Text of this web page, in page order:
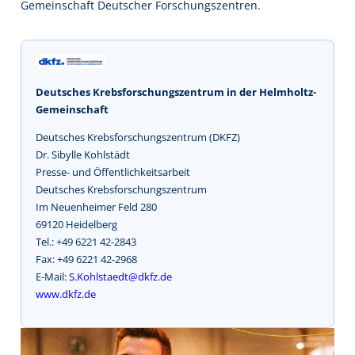
Gemeinschaft Deutscher Forschungszentren.
Deutsches Krebsforschungszentrum in der Helmholtz-
Gemeinschaft
Deutsches Krebsforschungszentrum (DKFZ)
Dr. Sibylle Kohlstädt
Presse- und Öffentlichkeitsarbeit
Deutsches Krebsforschungszentrum
Im Neuenheimer Feld 280
69120 Heidelberg
Tel.: +49 6221 42-2843
Fax: +49 6221 42-2968
E-Mail:S.Kohlstaedt@dkfz.de
www.dkfz.de